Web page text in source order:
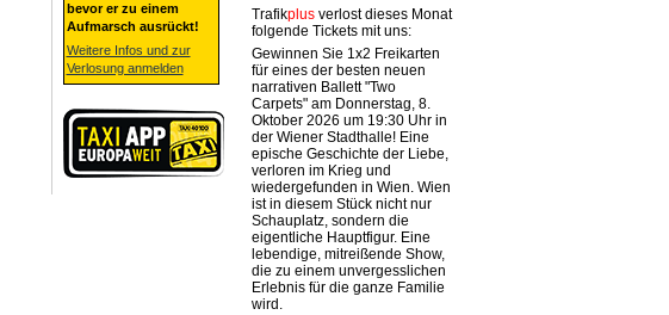
bevor er zu einem
Aufmarsch ausrückt!
Weitere Infos und zur
Verlosung anmelden
Trafikplusverlost dieses Monat
folgende Tickets mit uns:
Gewinnen Sie 1x2 Freikarten
für eines der besten neuen
narrativen Ballett "Two
Carpets" am Donnerstag, 8.
Oktober 2026 um 19:30 Uhr in
der Wiener Stadthalle! Eine
epische Geschichte der Liebe,
verloren im Krieg und
wiedergefunden in Wien. Wien
ist in diesem Stück nicht nur
Schauplatz, sondern die
eigentliche Hauptfigur. Eine
lebendige, mitreißende Show,
die zu einem unvergesslichen
Erlebnis für die ganze Familie
wird.